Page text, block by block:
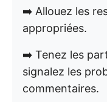
➡️ Allouez les
appropriées.
➡️ Tenez les
signalez les
commentaires.